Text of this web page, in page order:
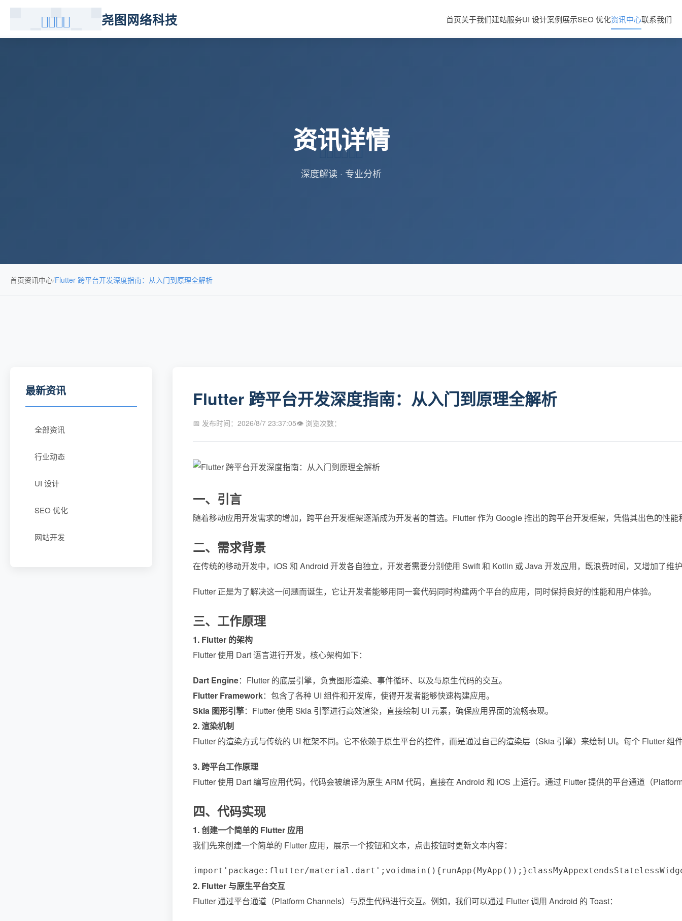
尧图网络科技 首页关于我们建站服务UI 设计案例展示SEO 优化资讯中心联系我们
资讯详情
深度解读 · 专业分析
首页资讯中心/Flutter 跨平台开发深度指南：从入门到原理全解析
最新资讯
全部资讯
行业动态
UI 设计
SEO 优化
网站开发
Flutter 跨平台开发深度指南：从入门到原理全解析
📅 发布时间：2026/8/7 23:37:05👁 浏览次数：
一、引言
随着移动应用开发需求的增加，跨平台开发框架逐渐成为开发者的首选。Flutter 作为 Google 推出的跨平台开发框架，凭借其出色的
二、需求背景
在传统的移动开发中，iOS 和 Android 开发各自独立，开发者需要分别使用 Swift 和 Kotlin 或 Java 开发应用，既浪费时间，又增加了
Flutter 正是为了解决这一问题而诞生，它让开发者能够用同一套代码同时构建两个平台的应用，同时保持良好的性能和用户体验。
三、工作原理
1. Flutter 的架构
Flutter 使用 Dart 语言进行开发，核心架构如下：
Dart Engine：Flutter 的底层引擎，负责图形渲染、事件循环、以及与原生代码的交互。
Flutter Framework：包含了各种 UI 组件和开发库，使得开发者能够快速构建应用。
Skia 图形引擎：Flutter 使用 Skia 引擎进行高效渲染，直接绘制 UI 元素，确保应用界面的流畅表现。
2. 渲染机制
Flutter 的渲染方式与传统的 UI 框架不同。它不依赖于原生平台的控件，而是通过自己的渲染层（Skia 引擎）来绘制 UI。每个 Flutter
3. 跨平台工作原理
Flutter 使用 Dart 编写应用代码，代码会被编译为原生 ARM 代码，直接在 Android 和 iOS 上运行。通过 Flutter 提供的平台通道（
四、代码实现
1. 创建一个简单的 Flutter 应用
我们先来创建一个简单的 Flutter 应用，展示一个按钮和文本，点击按钮时更新文本内容：
import 'package:flutter/material.dart' ; voidmain ( ) { runApp (MyApp ( ) ) ; }classMyAppextends
2. Flutter 与原生平台交互
Flutter 通过平台通道（Platform Channels）与原生代码进行交互。例如，我们可以通过 Flutter 调用 Android 的 Toast：